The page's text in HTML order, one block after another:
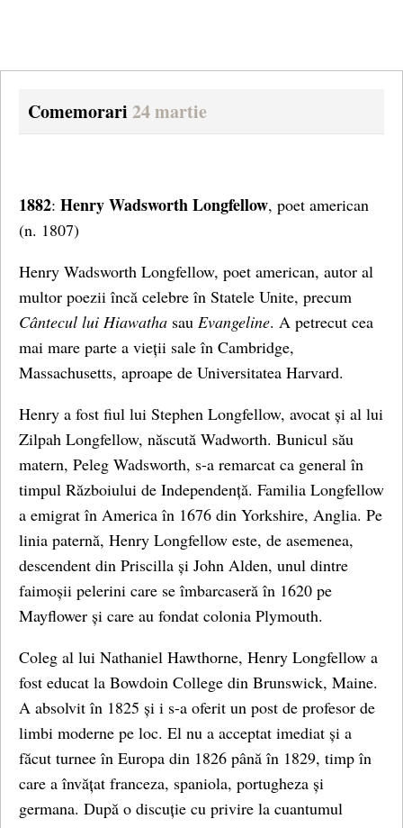
Comemorari 24 martie
1882: Henry Wadsworth Longfellow, poet american
(n. 1807)
Henry Wadsworth Longfellow, poet american, autor al
multor poezii încă celebre în Statele Unite, precum
Cântecul lui Hiawatha sau Evangeline. A petrecut cea
mai mare parte a vieții sale în Cambridge,
Massachusetts, aproape de Universitatea Harvard.
Henry a fost fiul lui Stephen Longfellow, avocat și al lui
Zilpah Longfellow, născută Wadworth. Bunicul său
matern, Peleg Wadsworth, s-a remarcat ca general în
timpul Războiului de Independență. Familia Longfellow
a emigrat în America în 1676 din Yorkshire, Anglia. Pe
linia paternă, Henry Longfellow este, de asemenea,
descendent din Priscilla și John Alden, unul dintre
faimoșii pelerini care se îmbarcaseră în 1620 pe
Mayflower și care au fondat colonia Plymouth.
Coleg al lui Nathaniel Hawthorne, Henry Longfellow a
fost educat la Bowdoin College din Brunswick, Maine.
A absolvit în 1825 și i s-a oferit un post de profesor de
limbi moderne pe loc. El nu a acceptat imediat și a
făcut turnee în Europa din 1826 până în 1829, timp în
care a învățat franceza, spaniola, portugheza și
germana. După o discuție cu privire la cuantumul